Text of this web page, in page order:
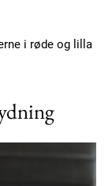
i røde og lilla